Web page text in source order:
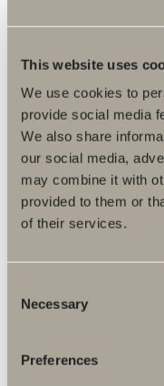
This website uses
We use cookies to
provide social media
We also share
our social media,
may combine it with
provided to them or
of their services.
Selection
Necessary
Preferences
Et vandret design der